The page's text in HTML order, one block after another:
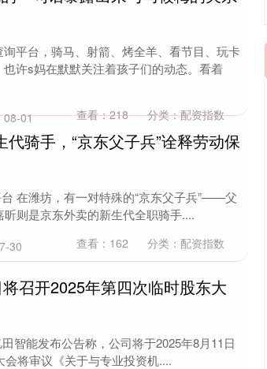
平台，骑马、射箭、烤全羊、看节目、玩卡
许s妈在默默关注着孩子们的动态。看着
08-01 查看：218 分类：配资指数
骑手，“京东父子兵”诠释劳动保
在潍坊，有一对特殊的“京东父子兵”——父
则是京东外卖的新生代全职骑手....
30 查看： 162 分类： 配资指数
召开2025年第四次临时股东大
智能发布公告称，公司将于2025年8月11日
将审议《关于与专业投资机....